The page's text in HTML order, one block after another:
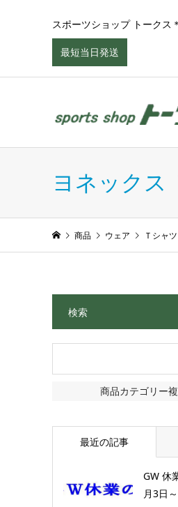
スポーツショップ トークス
最短当日発送
ヨネックス
商品 ウェア Ｔシャツ
検索
商品カテゴリー
最近の記事
GW 休
月3日